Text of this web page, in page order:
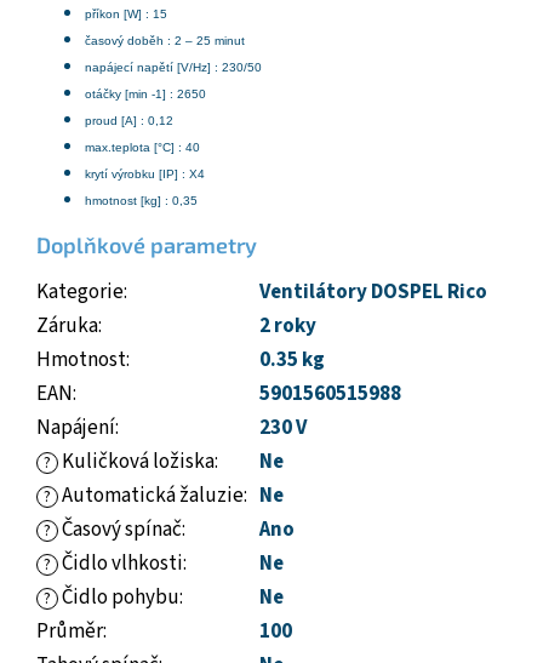
příkon [W] : 15
časový doběh : 2 – 25 minut
napájecí napětí [V/Hz] : 230/50
otáčky [min -1] : 2650
proud [A] : 0,12
max.teplota [°C] : 40
krytí výrobku [IP] : X4
hmotnost [kg] : 0,35
Doplňkové parametry
Kategorie:
Ventilátory DOSPEL Rico
Záruka:
2 roky
Hmotnost:
0.35 kg
EAN:
5901560515988
Napájení: 230 V
? Kuličková ložiska: Ne
? Automatická žaluzie: Ne
? Časový spínač: Ano
? Čidlo vlhkosti: Ne
? Čidlo pohybu:
Ne
Průměr:
100